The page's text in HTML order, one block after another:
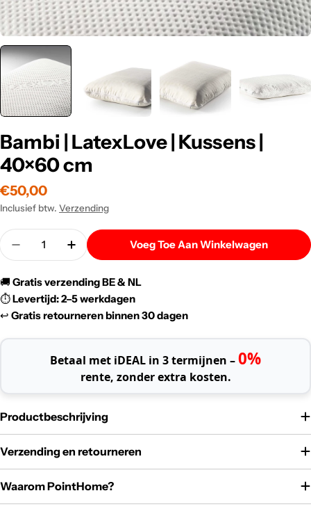
Bambi | LatexLove | Kussens |
40×60 cm
Normale
prijs
€50,00
Inclusief btw. Verzending
Menigte
Verlaag De Hoeveelheid Voor Bambi | LatexLove |
Verhoog De Hoeveelheid Voor Bambi |
Voeg Toe Aan Winkelwagen
🚚 Gratis verzending BE & NL
⏱️Levertijd: 2–5 werkdagen
↩️ Gratis retourneren binnen 30 dagen
Betaal met iDEAL in 3 termijnen –0%
rente, zonder extra kosten.
Productbeschrijving
Verzending en retourneren
Waarom PointHome?